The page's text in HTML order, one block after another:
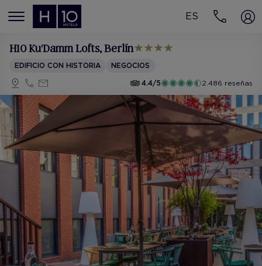
MENÚ
ES
H10 Ku'Damm Lofts, Berlín
EDIFICIO CON HISTORIA
NEGOCIOS
4.4/5
2.486 reseñas